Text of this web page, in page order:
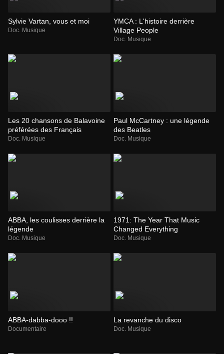
Sylvie Vartan, vous et moi
Doc. Musique
YMCA : L'histoire derrière
Village People
Doc. Musique
Les 20 chansons de Balavoine
préférées des Français
Doc. Musique
Paul McCartney : une légende
des Beatles
Doc. Musique
ABBA, les coulisses derrière la
légende
Doc. Musique
1971: The Year That Music
Changed Everything
Doc. Musique
ABBA-dabba-dooo !!
Documentaire
La revanche du disco
Doc. Musique